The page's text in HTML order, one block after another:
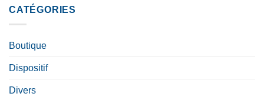
CATÉGORIES
Boutique
Dispositif
Divers